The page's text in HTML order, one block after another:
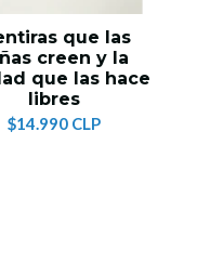
que las
creen y la
que las hace
libres
$14.990 CLP